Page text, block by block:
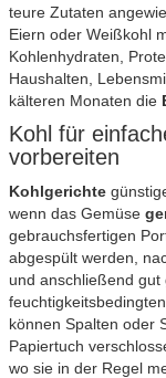
teure Zutaten
Eiern oder Weißkohl
Kohlenhydraten,
Haushalten,
kälteren Monaten die
Kohl für
vorbereiten
Kohlgerichte
wenn das Gemüse
gebrauchsfertigen
abgespült werden,
und anschließend
können Spalten oder
Papiertuch
wo sie in der Regel